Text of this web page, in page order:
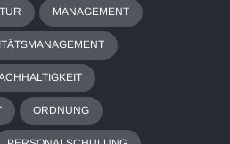
MANAGEMENT
ORDNUNG